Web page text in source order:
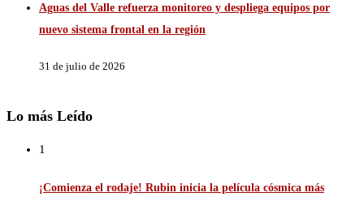
Aguas del Valle refuerza monitoreo y despliega equipos por
nuevo sistema frontal en la región
31 de julio de 2026
Lo más Leído
1
¡Comienza el rodaje! Rubin inicia la película cósmica más